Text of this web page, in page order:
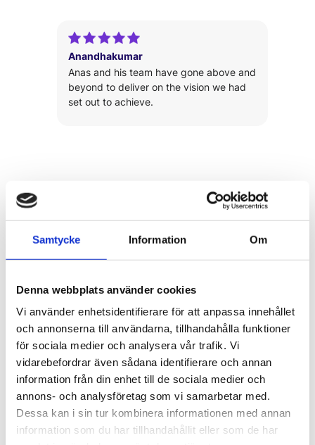
Samtycke Information Om
Denna webbplats använder cookies
Vi använder enhetsidentifierare för att anpassa innehållet
och annonserna till användarna, tillhandahålla funktioner
för sociala medier och analysera vår trafik. Vi
vidarebefordrar även sådana identifierare och annan
information från din enhet till de sociala medier och
annons- och analysföretag som vi samarbetar med.
Dessa kan i sin tur kombinera informationen med annan
information som du har tillhandahållit eller som de har
Anandhakumar
Anas and his team have gone above and
beyond to deliver on the vision we had
set out to achieve.